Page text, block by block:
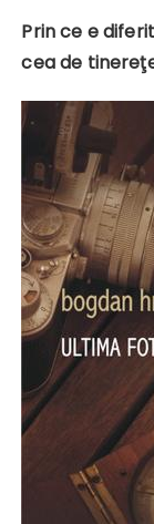
Prin ce e
cea de